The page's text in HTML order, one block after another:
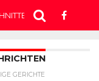
SUPPE
GERICHTE